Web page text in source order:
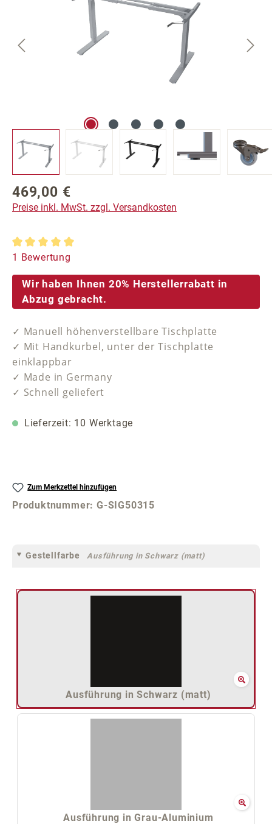
Regulärer Preis:
469,00 €
Preise inkl. MwSt. zzgl. Versandkosten
Durchschnittliche Bewertung von 5 von 5 Sternen
1 Bewertung
Wir haben Ihnen 20% Herstellerrabatt in
Abzug gebracht.
✓ Manuell höhenverstellbare Tischplatte
✓ Mit Handkurbel, unter der Tischplatte
einklappbar
✓ Made in Germany
✓ Schnell geliefert
Lieferzeit: 10 Werktage
Zum Merkzettel hinzufügen
Produktnummer:G-SIG50315
Gestellfarbe Ausführung in Schwarz (matt)
Ausführung in Schwarz (matt)
Ausführung in Grau-Aluminium